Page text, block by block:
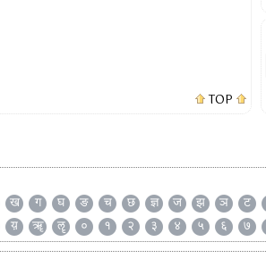
TOP
ख ग घ ङ च छ ज्ञ ज झ ञ ट
य़ ॠ ॡ ० १ २ ३ ४ ५ ६ ७